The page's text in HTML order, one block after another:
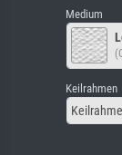
Medium
Keilrahmen